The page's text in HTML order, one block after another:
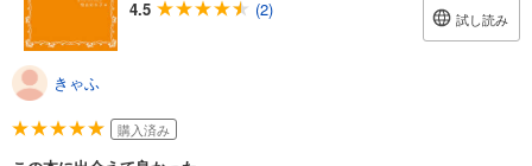
4.5
(2) 試し読み
きゃふ
購入済み